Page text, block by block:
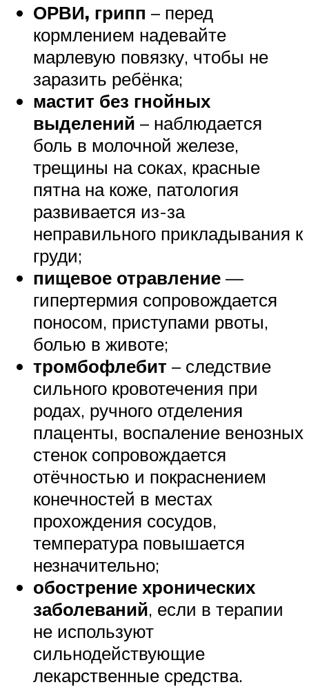
ОРВИ, грипп – перед
кормлением надевайте
марлевую повязку, чтобы не
заразить ребёнка;
мастит без гнойных
выделений – наблюдается
боль в молочной железе,
трещины на соках, красные
пятна на коже, патология
развивается из-за
неправильного прикладывания к
груди;
пищевое отравление —
гипертермия сопровождается
поносом, приступами рвоты,
болью в животе;
тромбофлебит – следствие
сильного кровотечения при
родах, ручного отделения
плаценты, воспаление венозных
стенок сопровождается
отёчностью и покраснением
конечностей в местах
прохождения сосудов,
температура повышается
незначительно;
обострение хронических
заболеваний, если в терапии
не используют
сильнодействующие
лекарственные средства.